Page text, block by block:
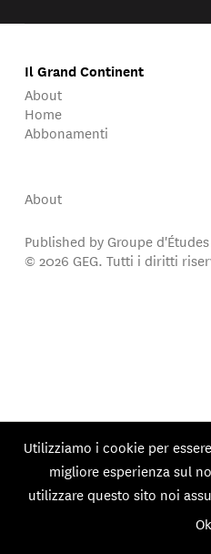
Il Grand Continent
About
Home
Abbonamenti
About
Published by Groupe
© 2026 GEG. Tutti i diritti
Utilizziamo i cookie per
migliore esperienza sul
utilizzare questo sito noi
Ok